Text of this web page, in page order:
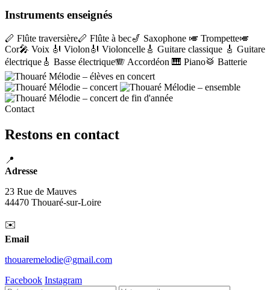
Instruments enseignés
🪈 Flûte traversière🪈 Flûte à bec🎷 Saxophone 🎺 Trompette🎺
Cor🎤 Voix 🎻 Violon🎻 Violoncelle 🎸 Guitare classique 🎸 Guitare
électrique 🎸 Basse électrique🪗 Accordéon 🎹 Piano🥁 Batterie
Contact
Restons en contact
📍
Adresse
23 Rue de Mauves
44470 Thouaré-sur-Loire
✉️
Email
thouaremelodie@gmail.com
Facebook Instagram